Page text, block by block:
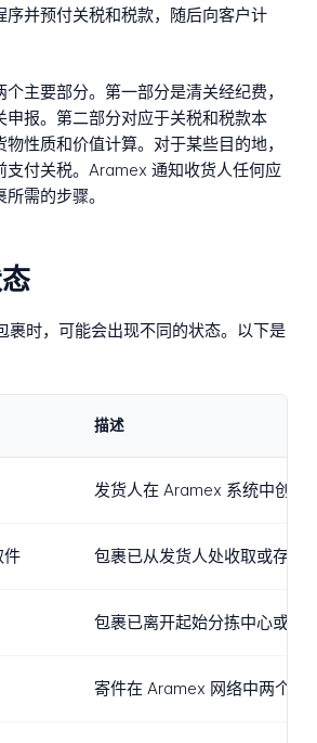
序并预付关税和税款，随后向客户计
主要部分。第一部分是清关经纪费，
申报。第二部分对应于关税和税款本
性质和价值计算。对于某些目的地，
支付关税。Aramex 通知收货人任何应
需的步骤。
裹时，可能会出现不同的状态。以下是
描述
发货人在 Aramex 系统中创建
件 包裹已从发货人处收取或存放
包裹已离开起始分拣中心或
寄件在 Aramex 网络中两个阶